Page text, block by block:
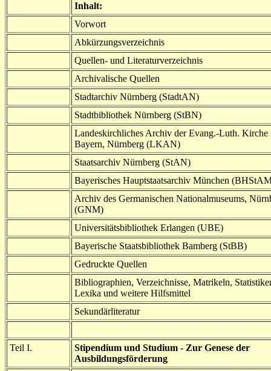
Inhalt:
Vorwort
Abkürzungsverzeichnis
Quellen- und Literaturverzeichnis
Archivalische Quellen
Stadtarchiv Nürnberg (StadtAN)
Stadtbibliothek Nürnberg (StBN)
Landeskirchliches Archiv der Evang.-Luth. Kirche
Bayern, Nürnberg (LKAN)
Staatsarchiv Nürnberg (StAN)
Bayerisches Hauptstaatsarchiv München
Archiv des Germanischen Nationalmuseums,
(GNM)
Universitätsbibliothek Erlangen (UBE)
Bayerische Staatsbibliothek Bamberg (StBB)
Gedruckte Quellen
Bibliographien, Verzeichnisse, Matrikeln,
Lexika und weitere Hilfsmittel
Sekundärliteratur
Teil I.
Stipendium und Studium - Zur Genese der
Ausbildungsförderung